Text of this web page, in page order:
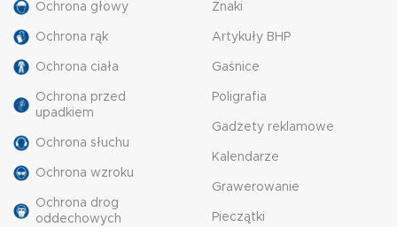
Ochrona głowy
Ochrona rąk
Ochrona ciała
Ochrona przed
upadkiem
Ochrona słuchu
Ochrona wzroku
Ochrona drog
oddechowych
Znaki
Artykuły BHP
Gaśnice
Poligrafia
Gadżety reklamowe
Kalendarze
Grawerowanie
Pieczątki